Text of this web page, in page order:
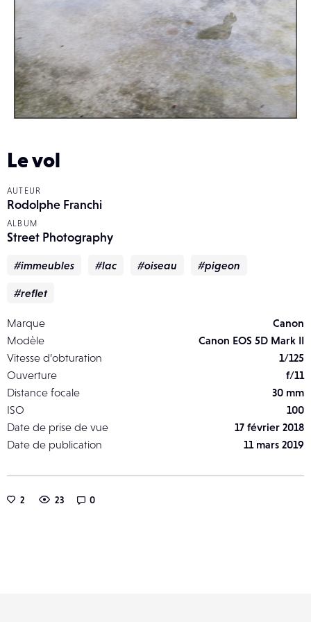
Le vol
AUTEUR
Rodolphe Franchi
ALBUM
Street Photography
#immeubles #lac #oiseau #pigeon
#reflet
Marque
Canon
Modèle
Canon EOS 5D Mark II
Vitesse d’obturation
1/125
Ouverture
f/11
Distance focale
30 mm
ISO
100
Date de prise de vue
17 février 2018
Date de publication
11 mars 2019
2 23 0